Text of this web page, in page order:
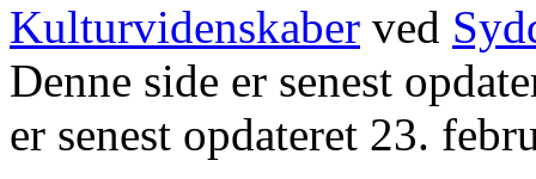
Kulturvidenskaber ved
Denne side er senest
er senest opdateret 23.